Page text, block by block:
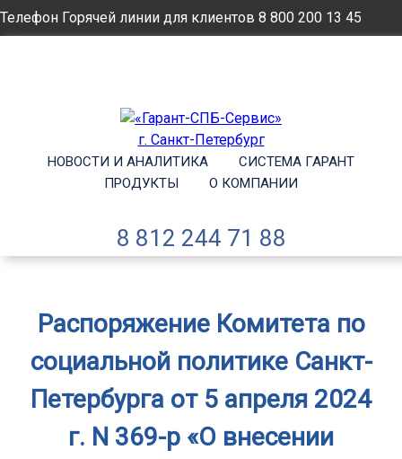
Телефон Горячей линии для клиентов 8 800 200 13 45
НОВОСТИ И АНАЛИТИКА
СИСТЕМА ГАРАНТ
ПРОДУКТЫ
О КОМПАНИИ
8 812 244 71 88
Распоряжение Комитета по
социальной политике Санкт-
Петербурга от 5 апреля 2024
г. N 369-р «О внесении